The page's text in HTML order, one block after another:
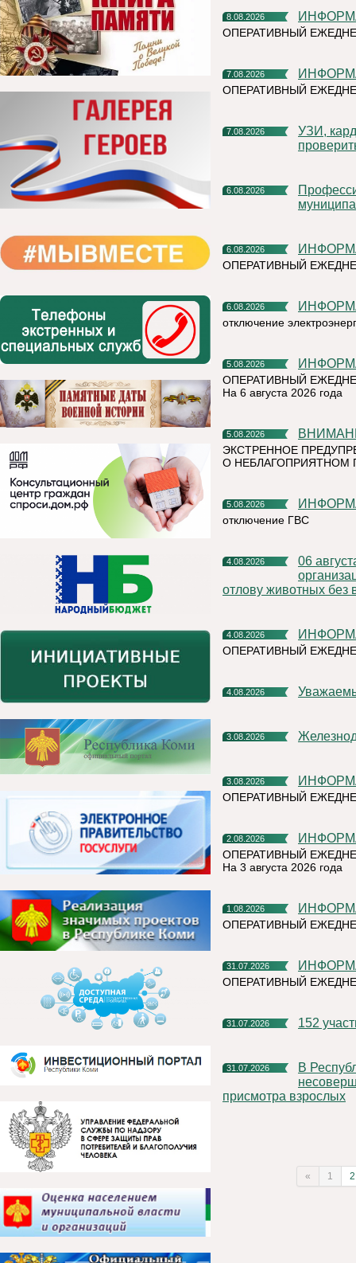
8.08.2026
ОПЕРАТИВНЫЙ
7.08.2026
ОПЕРАТИВНЫЙ
7.08.2026
УЗИ, кардиочек-ап и флюорограф: что можно успеть
6.08.2026
Профессиональное развитие в цифровом университете
6.08.2026
ОПЕРАТИВНЫЙ
6.08.2026
отключение
5.08.2026
ОПЕРАТИВНЫЙ
На 6 августа 2026 года
5.08.2026
ЭКСТРЕННОЕ
О НЕБЛАГОПРИЯТНОМ
5.08.2026
отключение ГВС
4.08.2026
06 августа 2026 года на территории Княжпогостского района,
отлову животных без
4.08.2026
ОПЕРАТИВНЫЙ
4.08.2026
3.08.2026
3.08.2026
ОПЕРАТИВНЫЙ
2.08.2026
ОПЕРАТИВНЫЙ
На 3 августа 2026 года
1.08.2026
ОПЕРАТИВНЫЙ
31.07.2026
ОПЕРАТИВНЫЙ
31.07.2026 152
31.07.2026
В Республике Коми участились случаи нахождения и купания
присмотра взрослых
« 1 2